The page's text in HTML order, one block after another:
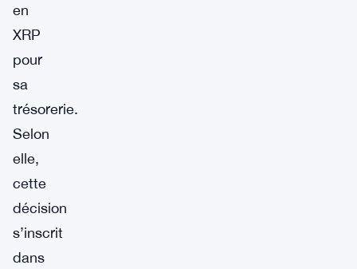
en
XRP
pour
sa
trésorerie.
Selon
elle,
cette
décision
s’inscrit
dans